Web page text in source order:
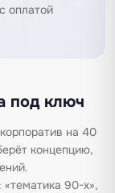
оплатой
под ключ
на 40
концепцию,
90-х»,